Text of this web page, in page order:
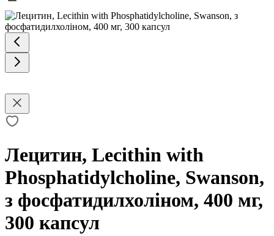
Лецитин, Lecithin with
Phosphatidylcholine, Swanson,
з фосфатидилхоліном, 400 мг,
300 капсул